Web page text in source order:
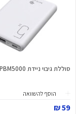
סוללת גיבוי ניידת SLIM MPBM5000
הוסף להשוואה
59 ₪